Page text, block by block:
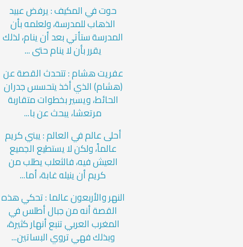
حوت في المكيف : يرفض عبيد
الذهاب للمدرسة، ولعلمه بأن
المدرسة ستأتي بعد أن ينام، لذلك
يقرر بأن لا ينام حتى ...
عفريت هشام : تتحدث القصة عن
(هشام) الذي أخذ يتحسس جدران
الحائط، ويسير بخطوات متقاربة
مرتعشا، يبحث عن با...
أحلى عالم في العالم : يبني كريم
عالماً، ولكن لا يستطيع الجميع
العيش فيه، فالثعلب يطلب من
كريم أن ينيله غابة، أما...
النهر والأربعون عالما : تحكي هذه
القصة أنه من جبال أطلس في
المغرب العربي تنبع أنهار كثيرة،
وبذلك فهي تروي البساتين...